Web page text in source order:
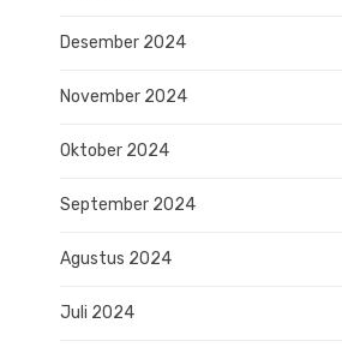
Desember 2024
November 2024
Oktober 2024
September 2024
Agustus 2024
Juli 2024